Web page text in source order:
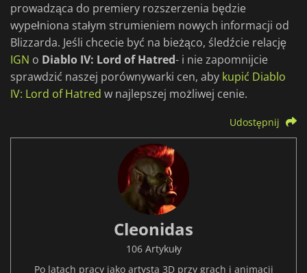
prowadząca do premiery rozszerzenia będzie
wypełniona stałym strumieniem nowych informacji od
Blizzarda. Jeśli chcecie być na bieżąco, śledźcie relację
IGN o Diablo IV: Lord of Hatred- i nie zapomnijcie
sprawdzić naszej porównywarki cen, aby kupić Diablo
IV: Lord of Hatred w najlepszej możliwej cenie.
Udostępnij
Cleonidas
106 Artykuły
Po latach pracy jako artysta 3D przy grach i animacji